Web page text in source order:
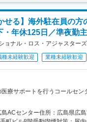
平均15h程度
間を超えないように管理して
間対応なし（サービスエンジ
業界の中で長い歴史を持ち、
院のドクターや歯科衛生士、事
：電子カルテや会計システム
は、20～40代の社員が在籍し
がインストラクター職で、一番
店にて座学研修です。自社製品
先輩社員の同行から始めます。
せる】海外駐在員の方
年休125日／準夜勤主
ョナル・ロス・アジャスター
種未経験歓迎 業種未経験歓迎
療サポートを行うコールセン
を行う業務です。日本語と英語
大歓迎です！
島ACセンター住所：広島県広